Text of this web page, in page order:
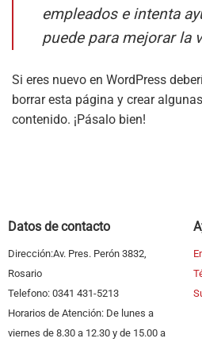
empleados e intenta
puede para mejorar la
Si eres nuevo en WordPress
borrar esta página y crear
contenido. ¡Pásalo bien!
Datos de contacto
Dirección:Av. Pres. Perón 3832,
Rosario
Telefono: 0341 431-5213
Horarios de Atención: De lunes a
viernes de 8.30 a 12.30 y de 15.00 a